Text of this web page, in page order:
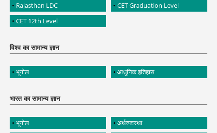
Rajasthan LDC
CET Graduation Level
CET 12th Level
विश्व का सामान्य ज्ञान
भूगोल आधुनिक इतिहास
भारत का सामान्य ज्ञान
भूगोल
अर्थव्यवस्था